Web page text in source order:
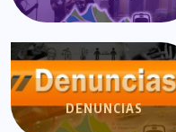
DENUNCIAS